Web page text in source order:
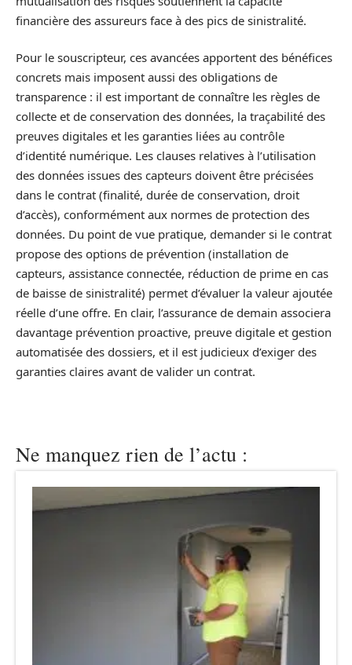
financière des assureurs face à des pics de sinistralité.
Pour le souscripteur, ces avancées apportent des bénéfices
concrets mais imposent aussi des obligations de
transparence : il est important de connaître les règles de
collecte et de conservation des données, la traçabilité des
preuves digitales et les garanties liées au contrôle
d’identité numérique. Les clauses relatives à l’utilisation
des données issues des capteurs doivent être précisées
dans le contrat (finalité, durée de conservation, droit
d’accès), conformément aux normes de protection des
données. Du point de vue pratique, demander si le contrat
propose des options de prévention (installation de
capteurs, assistance connectée, réduction de prime en cas
de baisse de sinistralité) permet d’évaluer la valeur ajoutée
réelle d’une offre. En clair, l’assurance de demain associera
davantage prévention proactive, preuve digitale et gestion
automatisée des dossiers, et il est judicieux d’exiger des
garanties claires avant de valider un contrat.
Ne manquez rien de l’actu :